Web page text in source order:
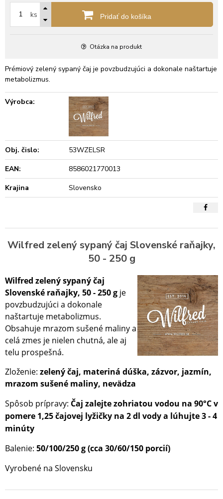
ks Pridať do košíka
Otázka na produkt
Prémiový zelený sypaný čaj je povzbudzujúci a dokonale naštartuje
metabolizmus.
Výrobca:
Obj. čislo:
53WZELSR
EAN:
8586021770013
Krajina
Slovensko
Wilfred zelený sypaný čaj Slovenské raňajky,
50 - 250 g
Wilfred zelený sypaný čaj
Slovenské raňajky, 50 - 250 g je
povzbudzujúci a dokonale
naštartuje metabolizmus.
Obsahuje mrazom sušené maliny a
celá zmes je nielen chutná, ale aj
telu prospešná.
Zloženie: zelený čaj, materiná dúška, zázvor, jazmín,
mrazom sušené maliny, nevädza
Spôsob prípravy: Čaj zalejte zohriatou vodou na 90°Cv
pomere 1,25 čajovej lyžičky na 2 dl vody a lúhujte 3 -4
minúty
Balenie: 50/100/250 g (cca 30/60/150 porcií)
Vyrobené na Slovensku